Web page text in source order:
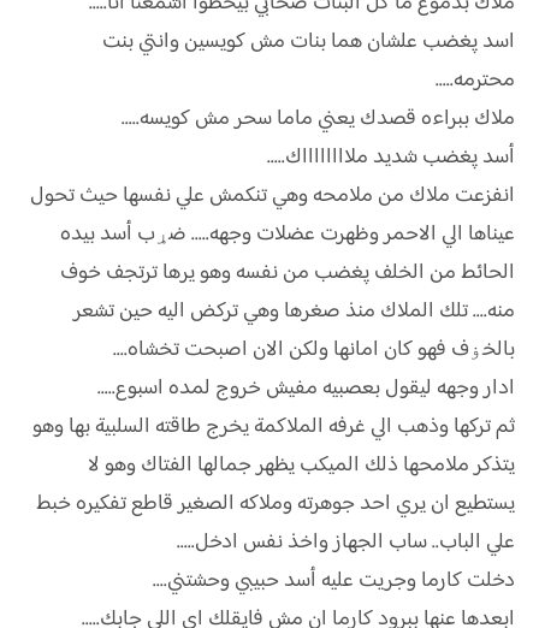
اسد پغضب علشان هما بنات مش كويسين وانتي بنت
محترمه.....
ملاك ببراءه قصدك يعني ماما سحر مش كويسه.....
أسد پغضب شديد ملااااااااك.....
انفزعت ملاك من ملامحه وهي تنكمش علي نفسها حيث تحول
عيناها الي الاحمر وظهرت عضلات وجهه..... ضړب أسد بيده
الحائط من الخلف پغضب من نفسه وهو يرها ترتجف خوف
منه.... تلك الملاك منذ صغرها وهي تركض اليه حين تشعر
بالخۏف فهو كان امانها ولكن الان اصبحت تخشاه....
ادار وجهه ليقول بعصبيه مفيش خروج لمده اسبوع.....
ثم تركها وذهب الي غرفه الملاكمة يخرج طاقته السلبية بها وهو
يتذكر ملامحها ذلك الميكب يظهر جمالها الفتاك وهو لا
يستطيع ان يري احد جوهرته وملاكه الصغير قاطع تفكيره خبط
علي الباب.. ساب الجهاز واخذ نفس ادخل.....
دخلت كارما وجريت عليه أسد حبيبي وحشتني....
ابعدها عنها ببرود كارما ان مش فايقلك اي اللي جابك.....